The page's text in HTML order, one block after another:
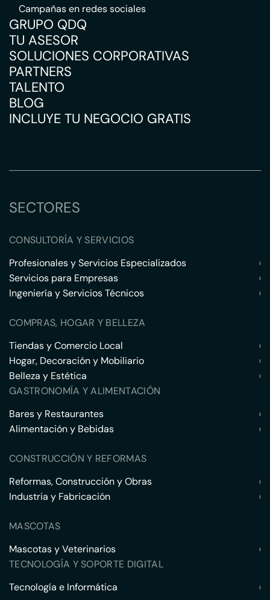
Campañas en redes sociales
GRUPO QDQ
TU ASESOR
SOLUCIONES CORPORATIVAS
PARTNERS
TALENTO
BLOG
INCLUYE TU NEGOCIO GRATIS
SECTORES
CONSULTORÍA Y SERVICIOS
Profesionales y Servicios Especializados
›
Servicios para Empresas
›
Ingeniería y Servicios Técnicos
›
COMPRAS, HOGAR Y BELLEZA
Tiendas y Comercio Local
›
Hogar, Decoración y Mobiliario
›
Belleza y Estética
›
GASTRONOMÍA Y ALIMENTACIÓN
Bares y Restaurantes
›
Alimentación y Bebidas
›
CONSTRUCCIÓN Y REFORMAS
Reformas, Construcción y Obras
›
Industria y Fabricación
›
MASCOTAS
Mascotas y Veterinarios
›
TECNOLOGÍA Y SOPORTE DIGITAL
Tecnología e Informática
›